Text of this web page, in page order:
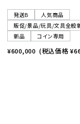
発送B
人気商品
販促/景品/玩具/文具全般
新品
コイン専用
¥600,000 (税込価格